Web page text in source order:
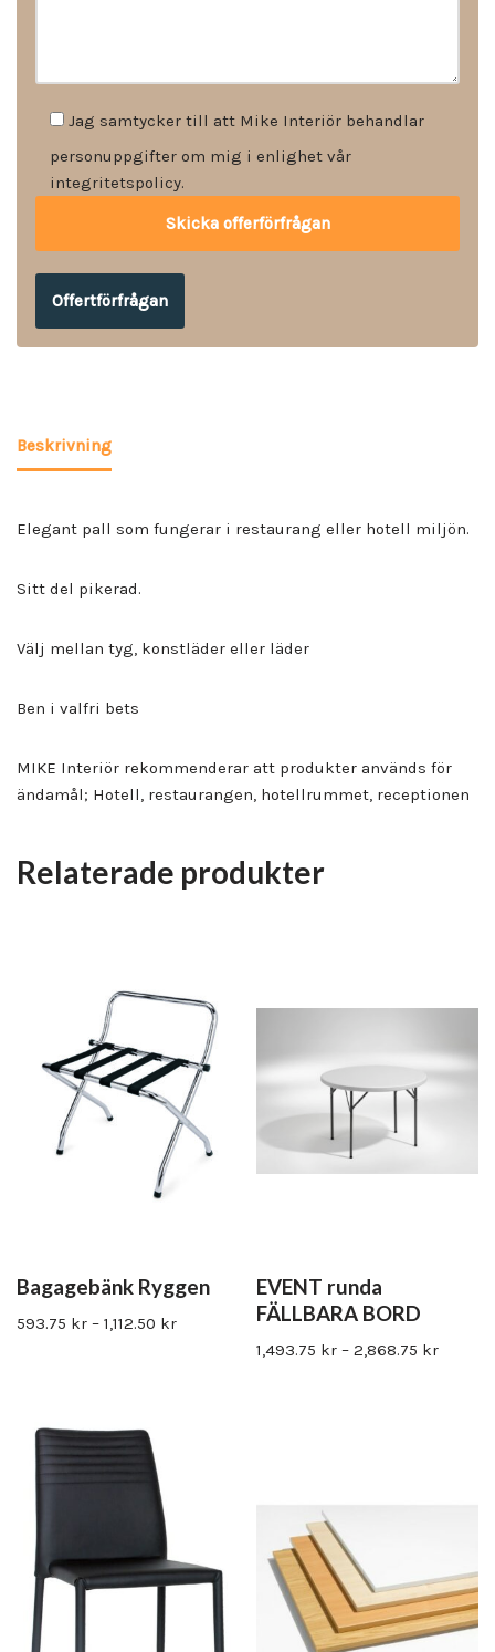
Jag samtycker till att Mike Interiör behandlar
personuppgifter om mig i enlighet vår
integritetspolicy.
Offertförfrågan
Beskrivning
Elegant pall som fungerar i restaurang eller hotell miljön.
Sitt del pikerad.
Välj mellan tyg, konstläder eller läder
Ben i valfri bets
MIKE Interiör rekommenderar att produkter används för
ändamål; Hotell, restaurangen, hotellrummet, receptionen
Relaterade produkter
Bagagebänk Ryggen
593.75 kr – 1,112.50 kr
EVENT runda
FÄLLBARA BORD
1,493.75 kr – 2,868.75 kr